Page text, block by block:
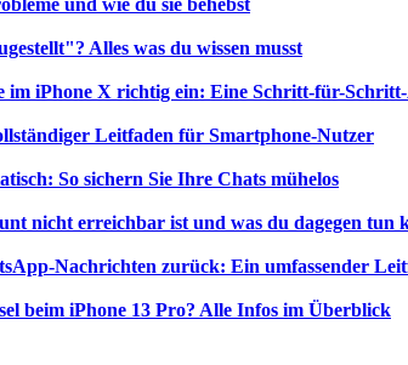
und wie du sie behebst
Alles was du wissen musst
im iPhone X richtig ein: Eine Schritt-für-
Leitfaden für Smartphone-Nutzer
So sichern Sie Ihre Chats mühelos
nicht erreichbar ist und was du dagegen tun
Nachrichten zurück: Ein umfassender
beim iPhone 13 Pro? Alle Infos im Überblick